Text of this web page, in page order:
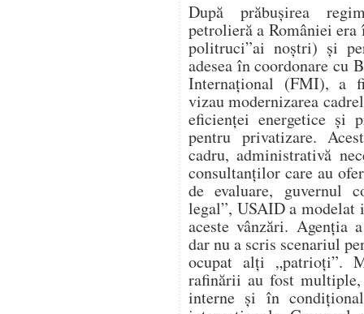
După prăbușirea
petrolieră a României era
politruci”ai noștri) și
adesea în coordonare cu
Internațional (FMI), a
vizau modernizarea
eficienței energetice și
pentru privatizare.
cadru, administrativă
consultanților care au
de evaluare, guvernul
legal”, USAID a
aceste vânzări. Agenția
dar nu a scris scenariul
ocupat alți „patrioți”.
rafinării au fost
interne și în